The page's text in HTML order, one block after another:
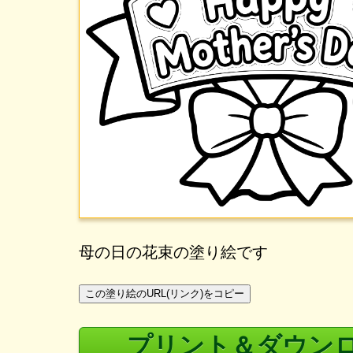
母の日の花束の塗り絵です
この塗り絵のURL(リンク)をコピー
プリント＆ダウン